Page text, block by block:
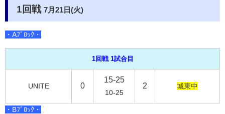
1回戦 7月21日(火)
・Aﾌﾞﾛｯｸ・
1回戦 1試合目
UNITE 0
15-25
10-25
2 城東中
・Bﾌﾞﾛｯｸ・